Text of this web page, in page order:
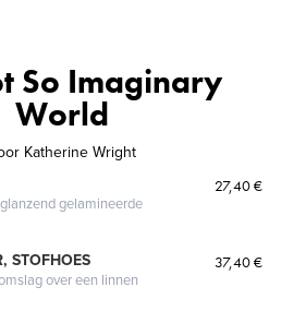
So Imaginary
World
Katherine Wright
gelamineerde
27,40 €
STOFHOES
over een linnen
37,40 €